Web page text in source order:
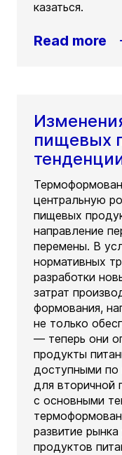
казаться.
Read more
пищевых
центральную
пищевых
направление
перемены. В
нормативных
разработки
затрат
формования,
не только
— теперь они
продукты
доступными по
для вторичной
с основными
развитие
продуктов